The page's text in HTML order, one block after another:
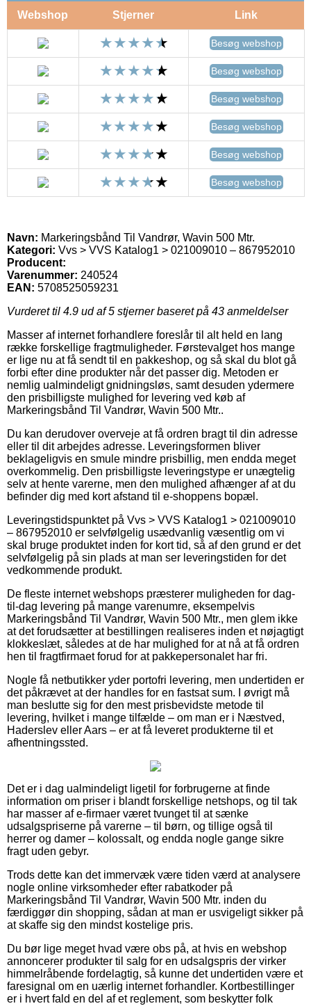
Webshop Stjerner Link
Besøg webshop
Besøg webshop
Besøg webshop
Besøg webshop
Besøg webshop
Besøg webshop
Navn: Markeringsbånd Til Vandrør, Wavin 500 Mtr.
Kategori: Vvs > VVS Katalog1 > 021009010 – 867952010
Producent:
Varenummer: 240524
EAN: 5708525059231
Vurderet til 4.9 ud af 5 stjerner baseret på 43 anmeldelser
Masser af internet forhandlere foreslår til alt held en lang
række forskellige fragtmuligheder. Førstevalget hos mange
er lige nu at få sendt til en pakkeshop, og så skal du blot gå
forbi efter dine produkter når det passer dig. Metoden er
nemlig ualmindeligt gnidningsløs, samt desuden ydermere
den prisbilligste mulighed for levering ved køb af
Markeringsbånd Til Vandrør, Wavin 500 Mtr..
Du kan derudover overveje at få ordren bragt til din adresse
eller til dit arbejdes adresse. Leveringsformen bliver
beklageligvis en smule mindre prisbillig, men endda meget
overkommelig. Den prisbilligste leveringstype er unægtelig
selv at hente varerne, men den mulighed afhænger af at du
befinder dig med kort afstand til e-shoppens bopæl.
Leveringstidspunktet på Vvs > VVS Katalog1 > 021009010
– 867952010 er selvfølgelig usædvanlig væsentlig om vi
skal bruge produktet inden for kort tid, så af den grund er det
selvfølgelig på sin plads at man ser leveringstiden for det
vedkommende produkt.
De fleste internet webshops præsterer muligheden for dag-
til-dag levering på mange varenumre, eksempelvis
Markeringsbånd Til Vandrør, Wavin 500 Mtr., men glem ikke
at det forudsætter at bestillingen realiseres inden et nøjagtigt
klokkeslæt, således at de har mulighed for at nå at få ordren
hen til fragtfirmaet forud for at pakkepersonalet har fri.
Nogle få netbutikker yder portofri levering, men undertiden er
det påkrævet at der handles for en fastsat sum. I øvrigt må
man beslutte sig for den mest prisbevidste metode til
levering, hvilket i mange tilfælde – om man er i Næstved,
Haderslev eller Aars – er at få leveret produkterne til et
afhentningssted.
Det er i dag ualmindeligt ligetil for forbrugerne at finde
information om priser i blandt forskellige netshops, og til tak
har masser af e-firmaer været tvunget til at sænke
udsalgspriserne på varerne – til børn, og tillige også til
herrer og damer – kolossalt, og endda nogle gange sikre
fragt uden gebyr.
Trods dette kan det immervæk være tiden værd at analysere
nogle online virksomheder efter rabatkoder på
Markeringsbånd Til Vandrør, Wavin 500 Mtr. inden du
færdiggør din shopping, sådan at man er usvigeligt sikker på
at skaffe sig den mindst kostelige pris.
Du bør lige meget hvad være obs på, at hvis en webshop
annoncerer produkter til salg for en udsalgspris der virker
himmelråbende fordelagtig, så kunne det undertiden være et
faresignal om en uærlig internet forhandler. Kortbestillinger
er i hvert fald en del af et reglement, som beskytter folk